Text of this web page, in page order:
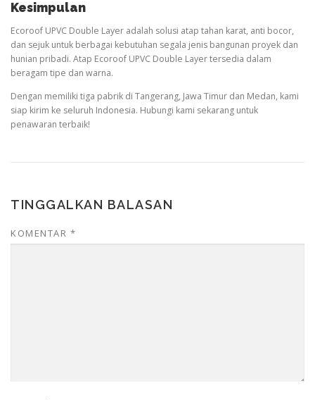
Kesimpulan
Ecoroof UPVC Double Layer adalah solusi atap tahan karat, anti bocor,
dan sejuk untuk berbagai kebutuhan segala jenis bangunan proyek dan
hunian pribadi. Atap Ecoroof UPVC Double Layer tersedia dalam
beragam tipe dan warna.
Dengan memiliki tiga pabrik di Tangerang, Jawa Timur dan Medan, kami
siap kirim ke seluruh Indonesia. Hubungi kami sekarang untuk
penawaran terbaik!
TINGGALKAN BALASAN
KOMENTAR *